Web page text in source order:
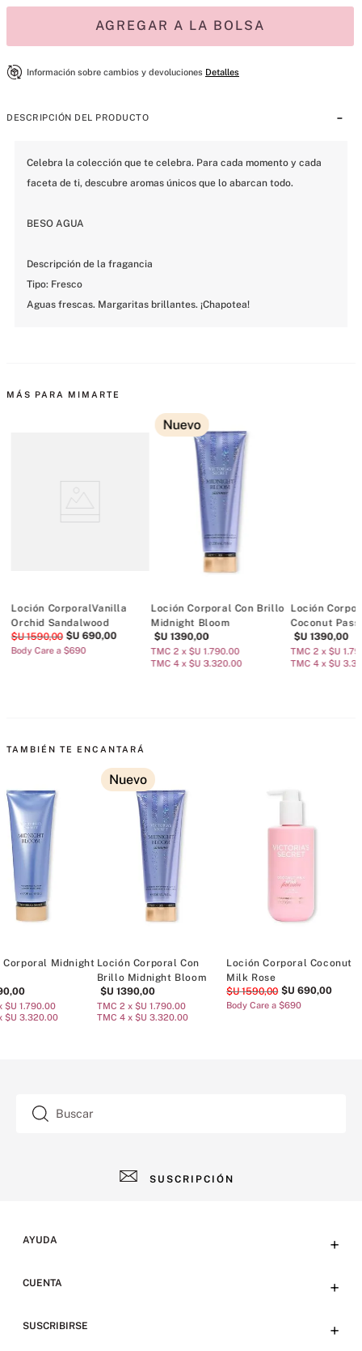
AGREGAR A LA BOLSA
Información sobre cambios y devoluciones Detalles
DESCRIPCIÓN DEL PRODUCTO
Celebra la colección que te celebra. Para cada momento y cada
faceta de ti, descubre aromas únicos que lo abarcan todo.
BESO AGUA
Descripción de la fragancia
Tipo: Fresco
Aguas frescas. Margaritas brillantes. ¡Chapotea!
MÁS PARA MIMARTE
Loción CorporalVanilla
Orchid Sandalwood
$U 1590,00 $U 690,00
Body Care a $690
Nuevo
Loción Corporal Con Brillo
Midnight Bloom
$U 1390,00
TMC 2 x $U 1.790.00
TMC 4 x $U 3.320.00
Loción
Coconut
$U 1390,00
TMC 2 x $U
TMC 4 x $U
TAMBIÉN TE ENCANTARÁ
Corporal Midnight
,00
$U 1.790.00
$U 3.320.00
Nuevo
Loción Corporal Con
Brillo Midnight Bloom
$U 1390,00
TMC 2 x $U 1.790.00
TMC 4 x $U 3.320.00
Loción Corporal Coconut
Milk Rose
$U 1590,00 $U 690,00
Body Care a $690
Buscar
SUSCRIPCIÓN
AYUDA +
Preguntas frecuentes
CUENTA +
SUSCRIBIRSE +